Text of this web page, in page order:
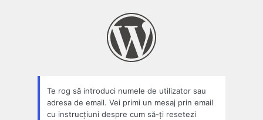
Te rog să introduci numele de utilizator sau
adresa de email. Vei primi un mesaj prin email
cu instrucțiuni despre cum să-ți resetezi